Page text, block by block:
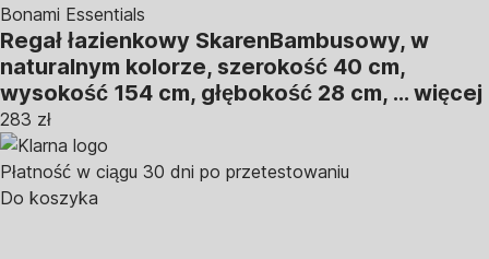
Bonami Essentials
Regał łazienkowy SkarenBambusowy, w
naturalnym kolorze, szerokość 40 cm,
wysokość 154 cm, głębokość 28 cm, … więcej
283 zł
Płatność w ciągu 30 dni po przetestowaniu
Do koszyka